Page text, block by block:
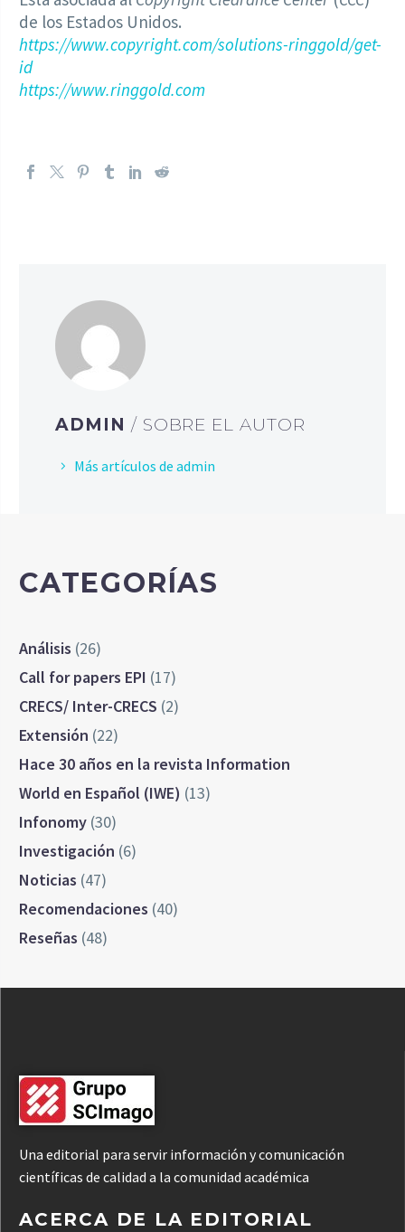
de los Estados Unidos.
https://www.copyright.com/solutions-ringgold/get-
id
https://www.ringgold.com
ADMIN / SOBRE EL AUTOR
Más artículos de admin
CATEGORÍAS
Análisis (26)
Call for papers EPI (17)
CRECS/ Inter-CRECS (2)
Extensión (22)
Hace 30 años en la revista Information
World en Español (IWE) (13)
Infonomy (30)
Investigación (6)
Noticias (47)
Recomendaciones (40)
Reseñas (48)
Una editorial para servir información y comunicación
científicas de calidad a la comunidad académica
ACERCA DE LA EDITORIAL